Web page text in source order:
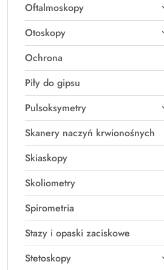
Oftalmoskopy
Otoskopy
Ochrona
Piły do gipsu
Pulsoksymetry
Skanery naczyń krwionośnych
Skiaskopy
Skoliometry
Spirometria
Stazy i opaski zaciskowe
Stetoskopy